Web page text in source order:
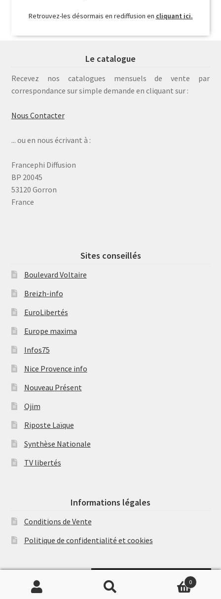
Retrouvez-les désormais en rediffusion en cliquant ici.
Le catalogue
Recevez nos catalogues mensuels de vente par
correspondance sur simple demande en cliquant sur :
Nous Contacter
... ou en nous écrivant à :
Francephi Diffusion
BP 20045
53120 Gorron
France
Sites conseillés
Boulevard Voltaire
Breizh-info
EuroLibertés
Europe maxima
Infos75
Nice Provence info
Nouveau Présent
Ojim
Riposte Laïque
Synthèse Nationale
TV libertés
Informations légales
Conditions de Vente
Politique de confidentialité et cookies
Recherche
Recherche
0
Soutenir Philippe Randa